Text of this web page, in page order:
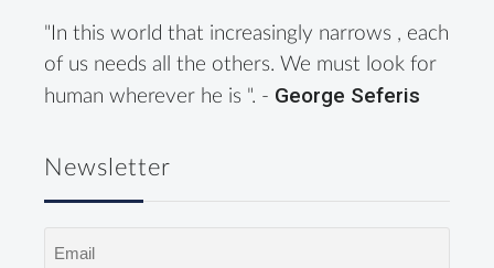
"In this world that increasingly narrows , each
of us needs all the others. We must look for
human wherever he is ". - George Seferis
Newsletter